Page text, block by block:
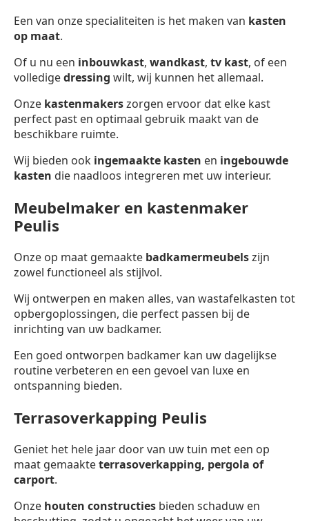
Een van onze specialiteiten is het maken van kasten
op maat.
Of u nu een inbouwkast, wandkast, tv kast, of een
volledigedressing wilt, wij kunnen het allemaal.
Onze kastenmakerszorgen ervoor dat elke kast
perfect past en optimaal gebruik maakt van de
beschikbare ruimte.
Wij bieden ook ingemaakte kasten en ingebouwde
kasten die naadloos integreren met uw interieur.
Meubelmaker en kastenmaker
Peulis
Onze op maat gemaakte badkamermeubelszijn
zowel functioneel als stijlvol.
Wij ontwerpen en maken alles, van wastafelkasten tot
opbergoplossingen, die perfect passen bij de
inrichting van uw badkamer.
Een goed ontworpen badkamer kan uw dagelijkse
routine verbeteren en een gevoel van luxe en
ontspanning bieden.
Terrasoverkapping Peulis
Geniet het hele jaar door van uw tuin met een op
maat gemaakteterrasoverkapping, pergola of
carport.
Onze houten constructies bieden schaduw en